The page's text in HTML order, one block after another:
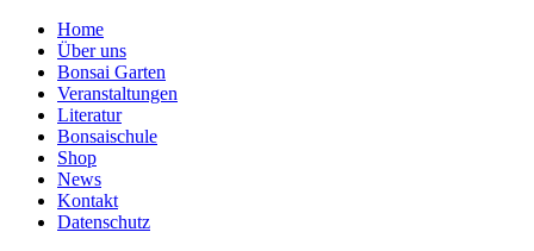
Home
Über uns
Bonsai Garten
Veranstaltungen
Literatur
Bonsaischule
Shop
News
Kontakt
Datenschutz